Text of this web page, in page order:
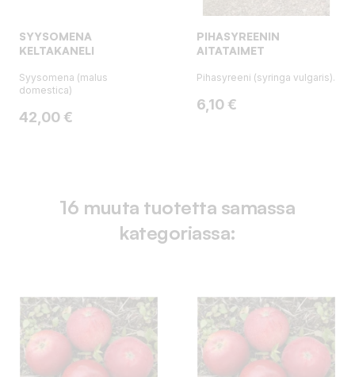
SYYSOMENA
KELTAKANELI
Syysomena (malus
domestica)
Hinta
42,00 €
PIHASYREENIN
AITATAIMET
Pihasyreeni (syringa vulgaris).
Hinta
6,10 €
16 muuta tuotetta samassa
kategoriassa: